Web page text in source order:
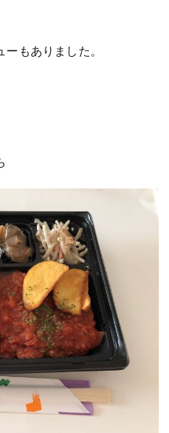
もありました。